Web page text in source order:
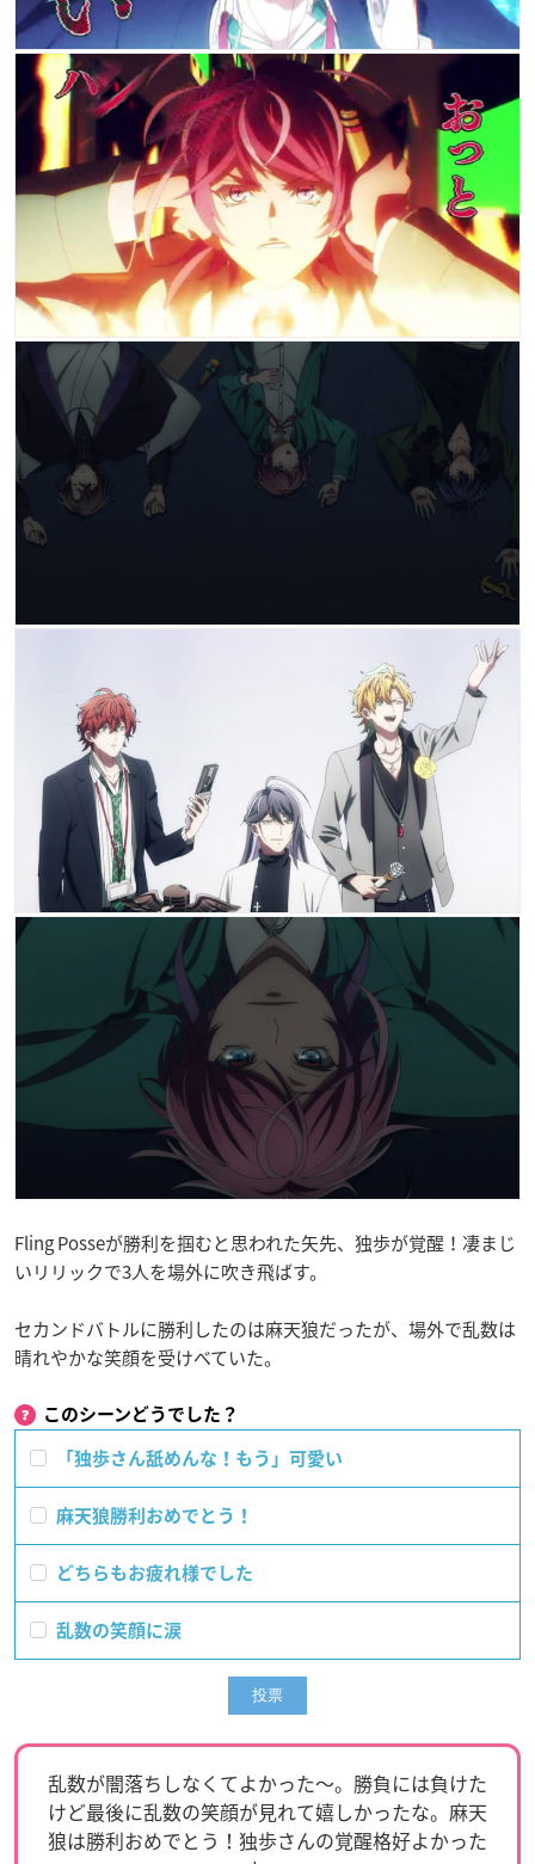
Fling Posseが勝利を掴むと思われた矢先、独歩が覚醒！凄まじ
いリリックで3人を場外に吹き飛ばす。
セカンドバトルに勝利したのは麻天狼だったが、場外で乱数は
晴れやかな笑顔を受けべていた。
このシーンどうでした？
「独歩さん舐めんな！もう」可愛い
麻天狼勝利おめでとう！
どちらもお疲れ様でした
乱数の笑顔に涙
乱数が闇落ちしなくてよかった〜。勝負には負けた
けど最後に乱数の笑顔が見れて嬉しかったな。麻天
狼は勝利おめでとう！独歩さんの覚醒格好よかった